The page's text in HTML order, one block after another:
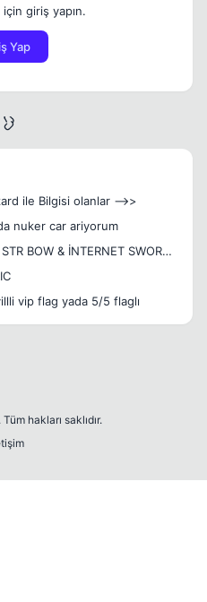
için giriş yapın.
Yap
ile Bilgisi olanlar -->>
nuker car ariyorum
BOW & İNTERNET SWORD
vip flag yada 5/5 flaglı
hakları saklıdır.